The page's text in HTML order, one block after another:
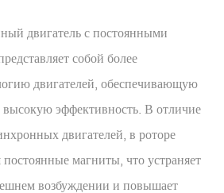
двигатель с постоянными
собой более
двигателей, обеспечивающую
высокую эффективность. В отличие
двигателей, в роторе
магниты, что устраняет
возбуждении и повышает